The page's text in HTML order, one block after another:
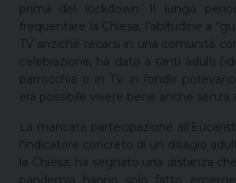
prima del lockdown. Il lungo
frequentare la Chiesa, l’abitudine a
TV anziché recarsi in una comunità
celebrazione, ha dato a tanti adulti
parrocchia o in TV in fondo
era possibile vivere bene anche senza
La mancata partecipazione
l’indicatore concreto di un disagio
la Chiesa; ha segnato una distanza
pandemia hanno solo fatto